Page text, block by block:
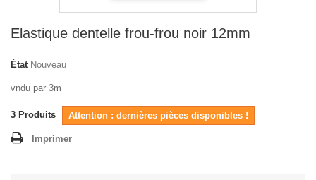
Elastique dentelle frou-frou noir 12mm
État Nouveau
vndu par 3m
3 Produits Attention : dernières pièces disponibles !
Imprimer